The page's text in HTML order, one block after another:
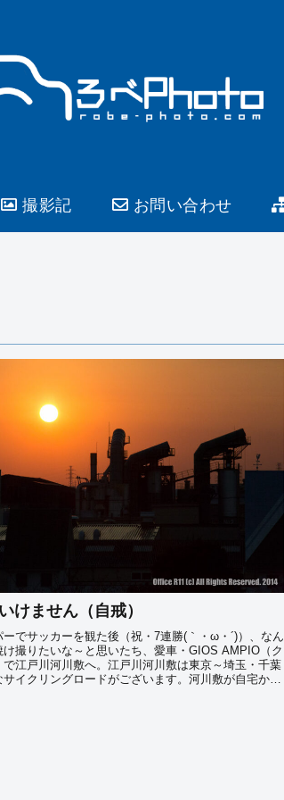
撮影記 お問い合わせ
けません（自戒）
でサッカーを観た後（祝・7連勝(｀・ω・´)）、なん
け撮りたいな～と思いたち、愛車・GIOS AMPIO（ク
で江戸川河川敷へ。江戸川河川敷は東京～埼玉・千葉
サイクリングロードがございます。河川敷が自宅から